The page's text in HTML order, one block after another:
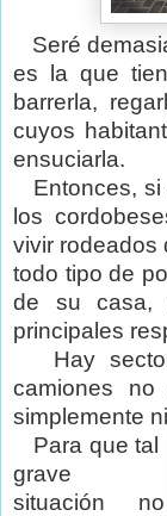
Seré
es la que
barrerla,
cuyos
ensuciarla.
Entonces,
los
vivir rodeados
todo tipo de
de su casa,
principales
Hay
camiones
simplemente
Para que tal
grave
situación no